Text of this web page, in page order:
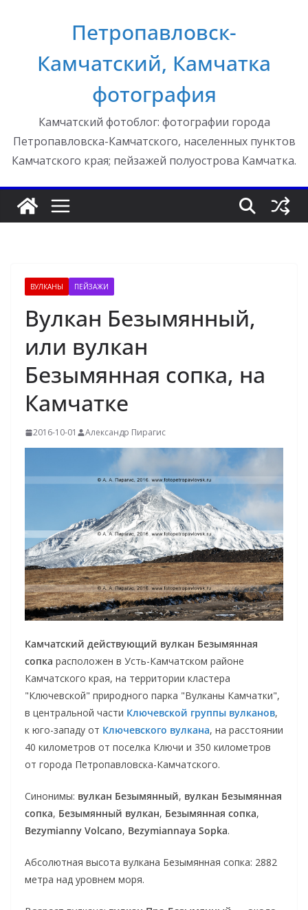
Петропавловск-
Камчатский, Камчатка
фотография
Камчатский фотоблог: фотографии города
Петропавловска-Камчатского, населенных пунктов
Камчатского края; пейзажей полуострова Камчатка.
ВУЛКАНЫ ПЕЙЗАЖИ
Вулкан Безымянный,
или вулкан
Безымянная сопка, на
Камчатке
2016-10-01 Александр Пирагис
Камчатский действующий вулкан Безымянная
сопка расположен в Усть-Камчатском районе
Камчатского края, на территории кластера
"Ключевской" природного парка "Вулканы Камчатки",
в центральной части Ключевской группы вулканов,
к юго-западу от Ключевского вулкана, на расстоянии
40 километров от поселка Ключи и 350 километров
от города Петропавловска-Камчатского.
Синонимы: вулкан Безымянный, вулкан Безымянная
сопка, Безымянный вулкан, Безымянная сопка,
Bezymianny Volcano, Bezymiannaya Sopka.
Абсолютная высота вулкана Безымянная сопка: 2882
метра над уровнем моря.